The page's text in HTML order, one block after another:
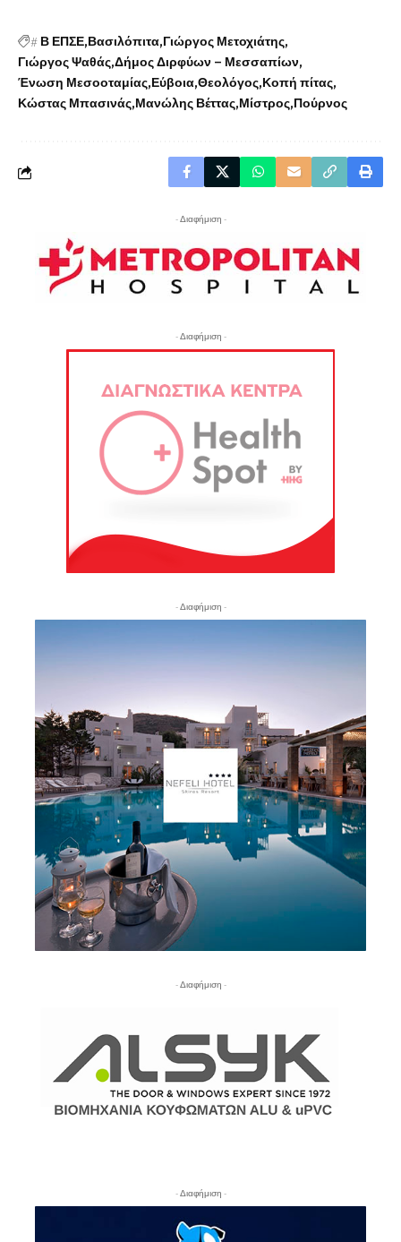
# Β ΕΠΣΕ Βασιλόπιτα Γιώργος Μετοχιάτης
Γιώργος Ψαθάς Δήμος Διρφύων – Μεσσαπίων
Ένωση Μεσοοταμίας Εύβοια Θεολόγος Κοπή πίτας
Κώστας Μπασινάς Μανώλης Βέττας Μίστρος Πούρνος
- Διαφήμιση -
- Διαφήμιση -
- Διαφήμιση -
- Διαφήμιση -
- Διαφήμιση -